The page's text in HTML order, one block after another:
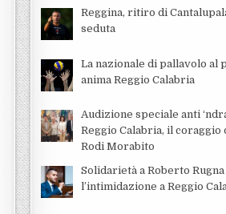
Reggina, ritiro di
seduta
La nazionale di pallavolo al
anima Reggio Calabria
Audizione speciale anti
Reggio Calabria, il coraggio
Rodi Morabito
Solidarietà a Roberto
l’intimidazione a Reggio